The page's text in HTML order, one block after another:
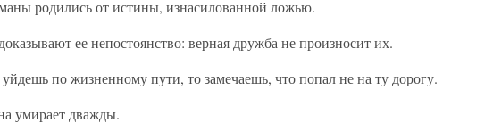
родились от истины, изнасилованной ложью.
ее непостоянство: верная дружба не произносит их.
по жизненному пути, то замечаешь, что попал не на ту дорогу.
умирает дважды.